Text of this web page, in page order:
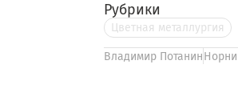
Рубрики
Цветная металлургия
Владимир Потанин